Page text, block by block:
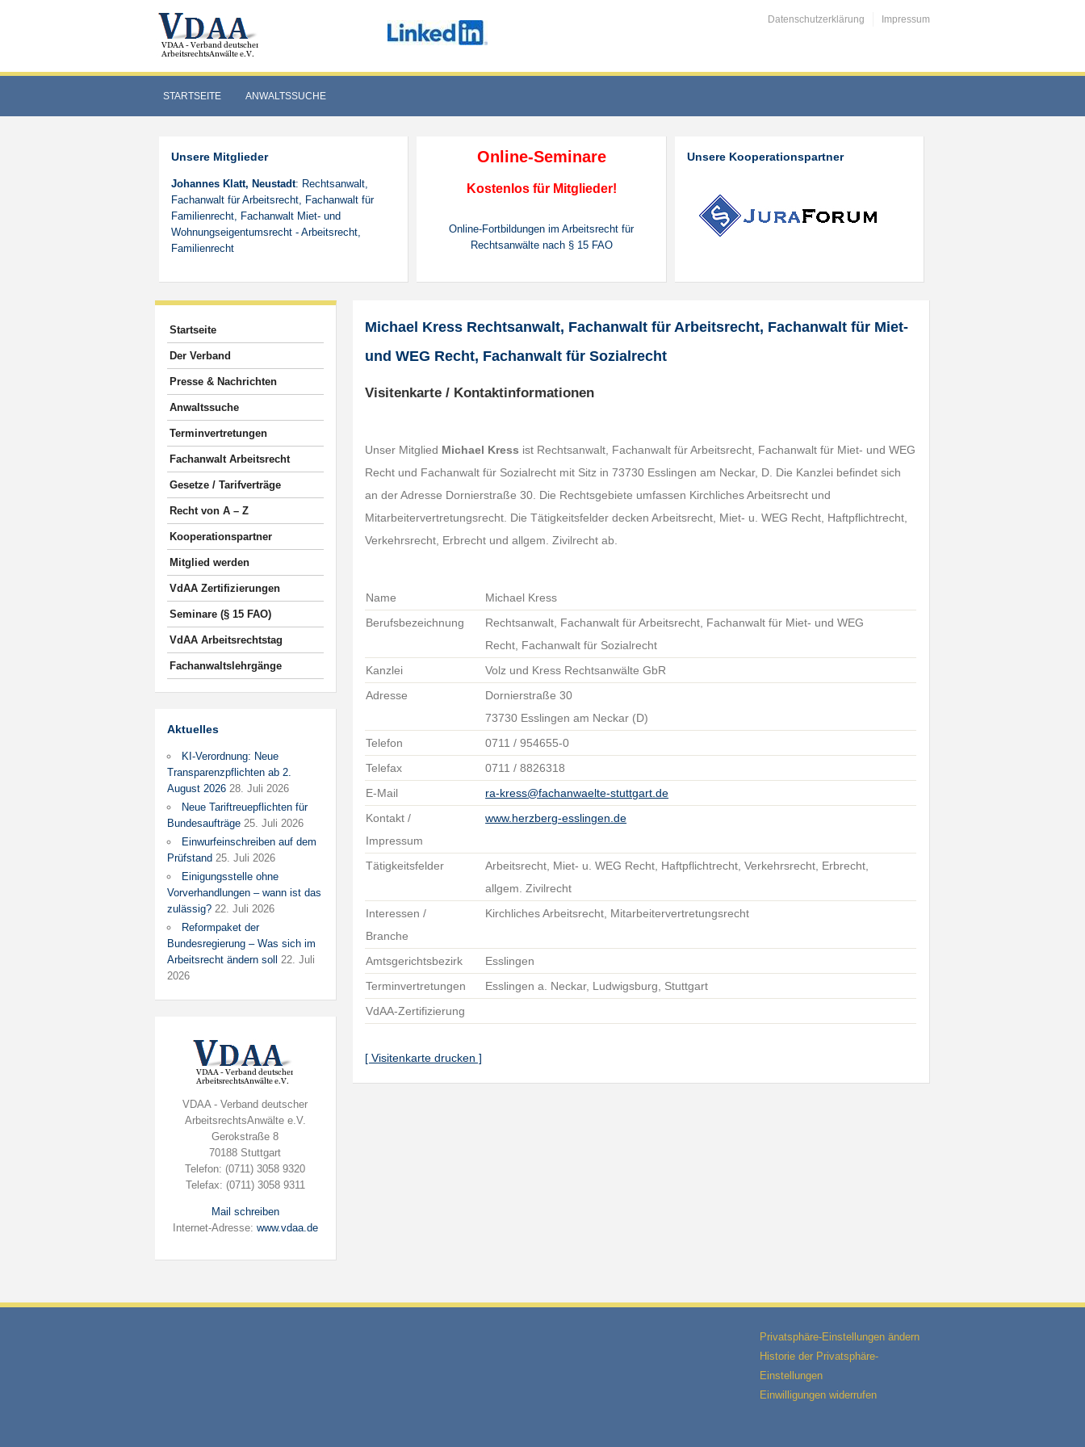
Datenschutzerklärung Impressum
STARTSEITE ANWALTSSUCHE
Unsere Mitglieder
Johannes Klatt, Neustadt: Rechtsanwalt,
Fachanwalt für Arbeitsrecht, Fachanwalt für
Familienrecht, Fachanwalt Miet- und
Wohnungseigentumsrecht - Arbeitsrecht,
Familienrecht
Online-Seminare
Kostenlos für Mitglieder!
Online-Fortbildungen im Arbeitsrecht für
Rechtsanwälte nach § 15 FAO
Unsere Kooperationspartner
Startseite
Der Verband
Presse & Nachrichten
Anwaltssuche
Terminvertretungen
Fachanwalt Arbeitsrecht
Gesetze / Tarifverträge
Recht von A – Z
Kooperationspartner
Mitglied werden
VdAA Zertifizierungen
Seminare (§ 15 FAO)
VdAA Arbeitsrechtstag
Fachanwaltslehrgänge
Aktuelles
KI-Verordnung: Neue
Transparenzpflichten ab 2.
August 2026 28. Juli 2026
Neue Tariftreuepflichten für
Bundesaufträge 25. Juli 2026
Einwurfeinschreiben auf dem
Prüfstand 25. Juli 2026
Einigungsstelle ohne
Vorverhandlungen – wann ist das
zulässig? 22. Juli 2026
Reformpaket der
Bundesregierung – Was sich im
Arbeitsrecht ändern soll
22. Juli
2026
VDAA - Verband deutscher
ArbeitsrechtsAnwälte e.V.
Gerokstraße 8
70188 Stuttgart
Telefon: (0711) 3058 9320
Telefax: (0711) 3058 9311
Mail schreiben
Internet-Adresse: www.vdaa.de
Michael Kress Rechtsanwalt, Fachanwalt für Arbeitsrecht, Fachanwalt für Miet-
und WEG Recht, Fachanwalt für Sozialrecht
Visitenkarte / Kontaktinformationen
Unser Mitglied Michael Kress ist Rechtsanwalt, Fachanwalt für Arbeitsrecht, Fachanwalt für Miet- und WEG
Recht und Fachanwalt für Sozialrecht mit Sitz in 73730 Esslingen am Neckar, D. Die Kanzlei befindet sich
an der Adresse Dornierstraße 30. Die Rechtsgebiete umfassen Kirchliches Arbeitsrecht und
Mitarbeitervertretungsrecht. Die Tätigkeitsfelder decken Arbeitsrecht, Miet- u. WEG Recht, Haftpflichtrecht,
Verkehrsrecht, Erbrecht und allgem. Zivilrecht ab.
Name
Michael Kress
Berufsbezeichnung
Rechtsanwalt, Fachanwalt für Arbeitsrecht, Fachanwalt für Miet- und WEG
Recht, Fachanwalt für Sozialrecht
Kanzlei
Volz und Kress Rechtsanwälte GbR
Adresse
Dornierstraße 30
73730 Esslingen am Neckar (D)
Telefon
0711 / 954655-0
Telefax
0711 / 8826318
E-Mail
ra-kress@fachanwaelte-stuttgart.de
Kontakt /
Impressum
www.herzberg-esslingen.de
Tätigkeitsfelder
Arbeitsrecht, Miet- u. WEG Recht, Haftpflichtrecht, Verkehrsrecht, Erbrecht,
allgem. Zivilrecht
Interessen /
Branche
Kirchliches Arbeitsrecht, Mitarbeitervertretungsrecht
Amtsgerichtsbezirk
Esslingen
Terminvertretungen
Esslingen a. Neckar, Ludwigsburg, Stuttgart
VdAA-Zertifizierung
[ Visitenkarte drucken ]
Privatsphäre-Einstellungen ändern
Historie der Privatsphäre-
Einstellungen
Einwilligungen widerrufen